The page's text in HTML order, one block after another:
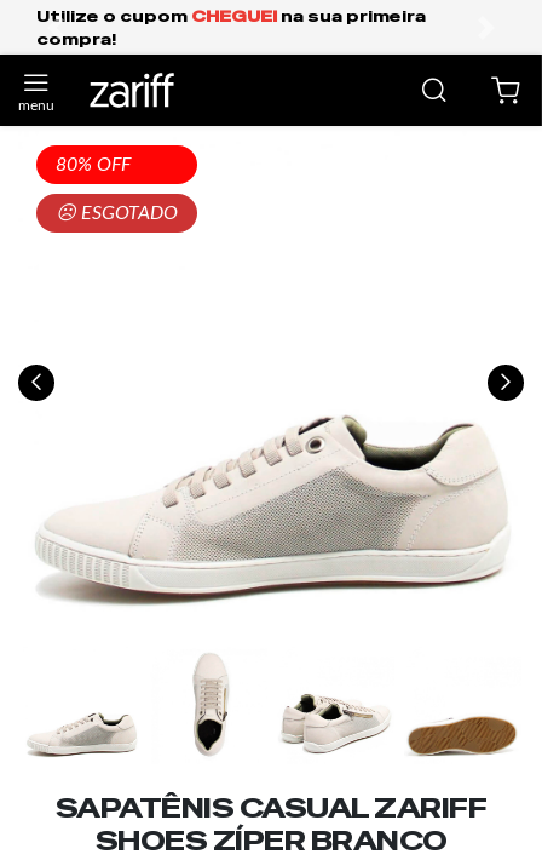
na sua primeira Frete Grátis Expresso
anterior
80% OFF
☹ ESGOTADO
SAPATÊNIS CASUAL ZARIFF
SHOES ZÍPER BRANCO